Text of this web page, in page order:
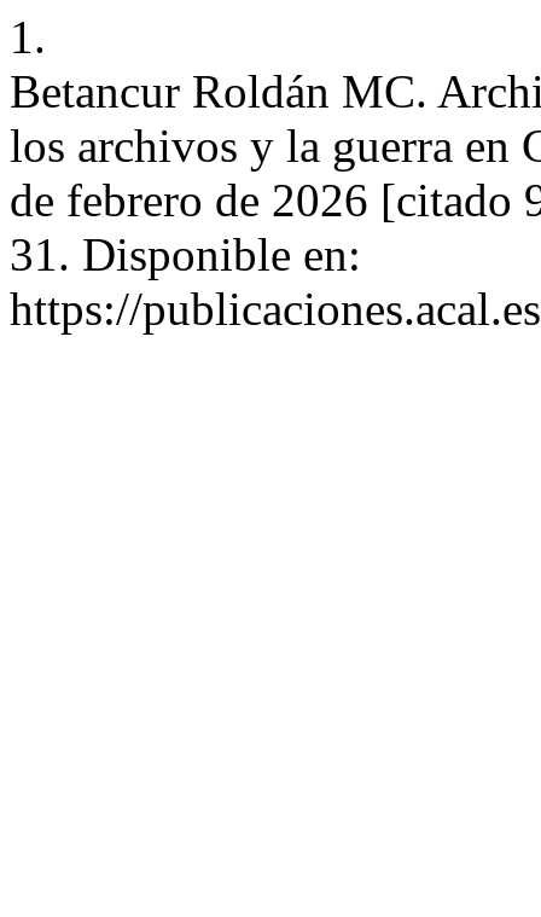
1.
Betancur Roldán MC.
los archivos y la guerra en
de febrero de 2026 [citado
31. Disponible en:
https://